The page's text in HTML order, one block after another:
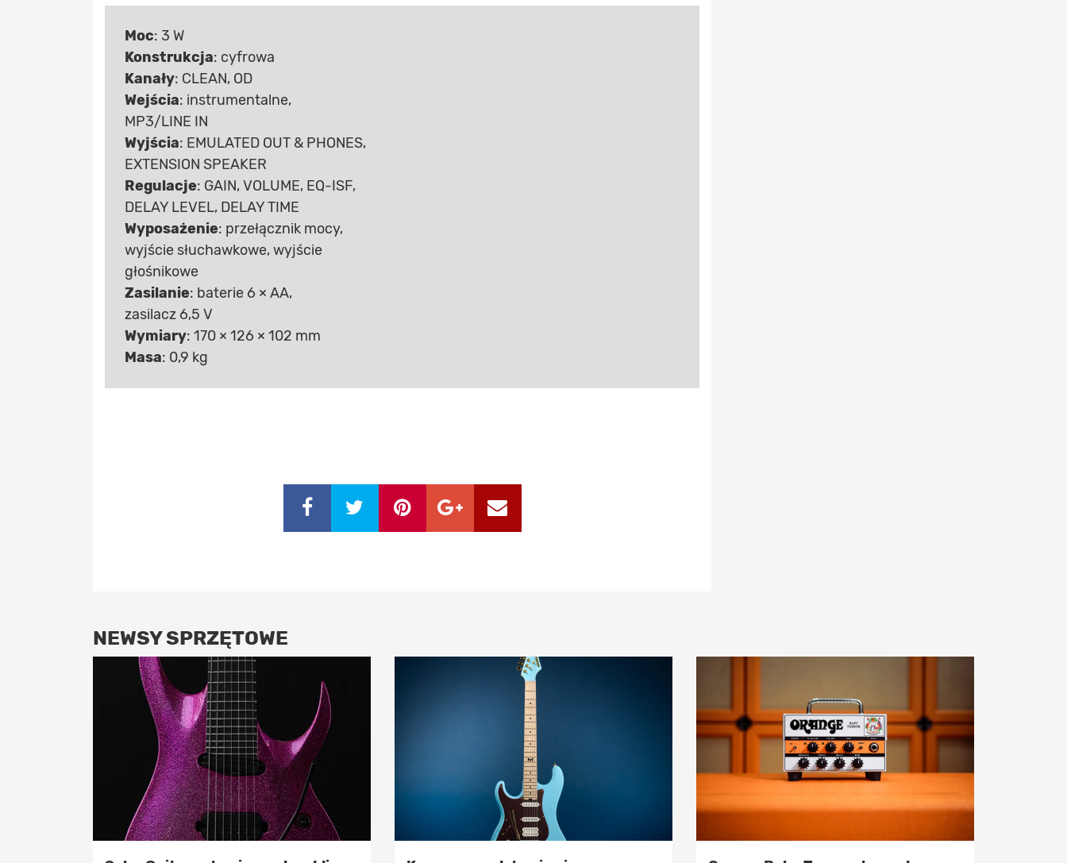
Moc: 3 W
Konstrukcja: cyfrowa
Kanały: CLEAN, OD
Wejścia: instrumentalne,
MP3/LINE IN
Wyjścia: EMULATED OUT & PHONES,
EXTENSION SPEAKER
Regulacje: GAIN, VOLUME, EQ-ISF,
DELAY LEVEL, DELAY TIME
Wyposażenie: przełącznik mocy,
wyjście słuchawkowe, wyjście
głośnikowe
Zasilanie: baterie 6 × AA,
zasilacz 6,5 V
Wymiary: 170 × 126 × 102 mm
Masa: 0,9 kg
NEWSY SPRZĘTOWE